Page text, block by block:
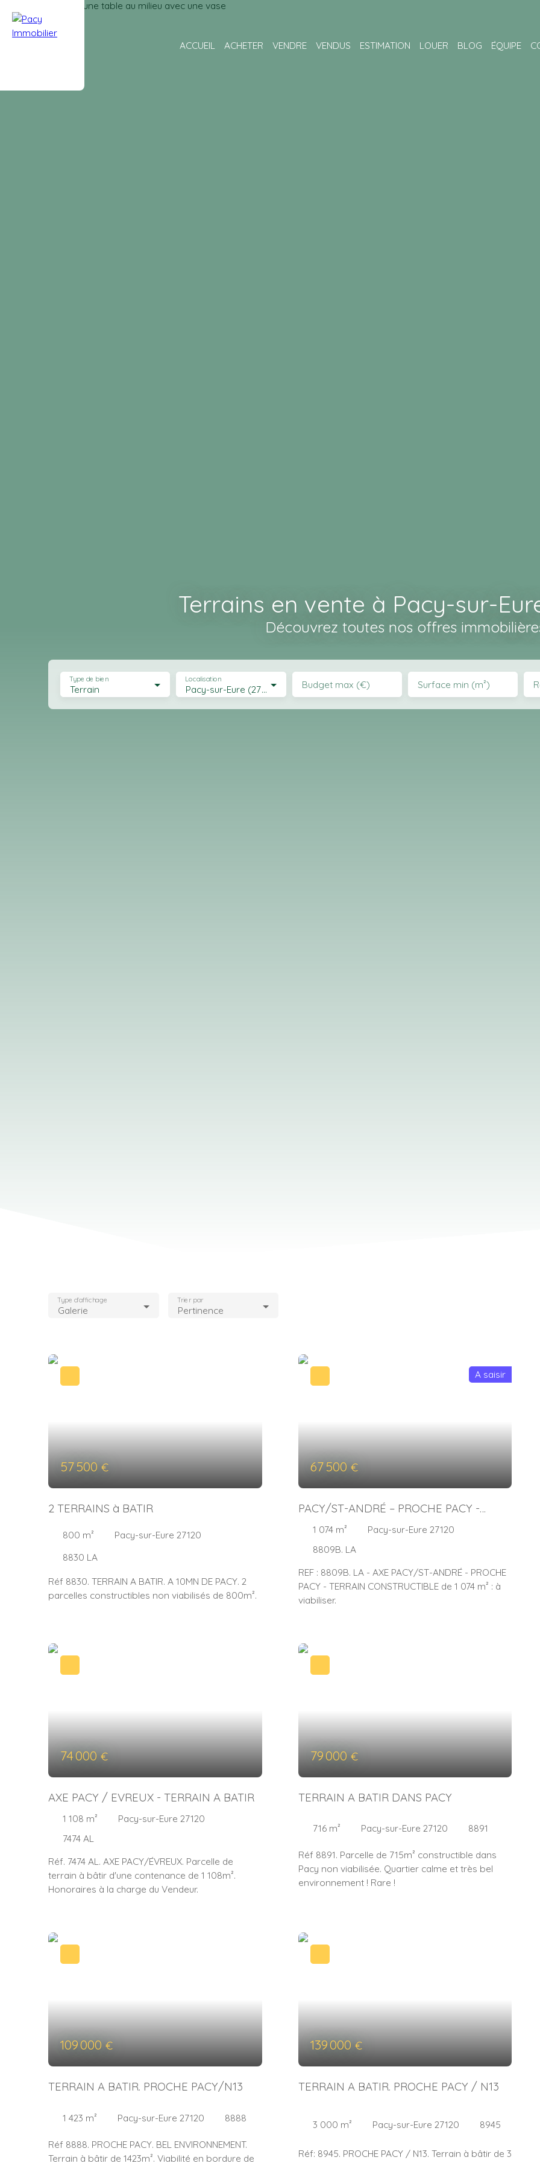
ACCUEIL ACHETER VENDRE VENDUS ESTIMATION LOUER BLOG ÉQUIPE
Terrains en vente à Pacy-sur-
Découvrez toutes nos offres
Terrain
Type de bien
Pacy-sur-Eure (27120)
Localisation Budget max (€) Surface min (m²)
Galerie
Type d'affichage
Pertinence
Trier par
57 500€
2 TERRAINS à BATIR
800 m²
Pacy-sur-Eure 27120
8830 LA
Réf 8830. TERRAIN A BATIR. A 10MN DE PACY. 2
parcelles constructibles non viabilisés de 800m².
67 500€
A saisir
PACY/ST-ANDRÉ – PROCHE PACY -
TERRAIN A BATIR
1 074 m²
Pacy-sur-Eure 27120
8809B. LA
REF : 8809B. LA - AXE PACY/ST-ANDRÉ - PROCHE
PACY - TERRAIN CONSTRUCTIBLE de 1 074 m² : à
viabiliser.
74 000€
AXE PACY / EVREUX - TERRAIN A BATIR
1 108 m²
Pacy-sur-Eure 27120
7474 AL
Réf. 7474 AL. AXE PACY/ÉVREUX. Parcelle de
terrain à bâtir d'une contenance de 1 108m².
Honoraires à la charge du Vendeur.
79 000€
TERRAIN A BATIR DANS PACY
716 m² Pacy-sur-Eure 27120 8891
Réf 8891. Parcelle de 715m² constructible dans
Pacy non viabilisée. Quartier calme et très bel
environnement ! Rare !
109 000€
TERRAIN A BATIR. PROCHE PACY/N13
1 423 m² Pacy-sur-Eure 27120 8888
Réf 8888. PROCHE PACY. BEL ENVIRONNEMENT.
Terrain à bâtir de 1423m². Viabilité en bordure de
139 000€
TERRAIN A BATIR. PROCHE PACY / N13
3 000 m² Pacy-sur-Eure 27120 8945
Réf: 8945. PROCHE PACY / N13. Terrain à bâtir de 3